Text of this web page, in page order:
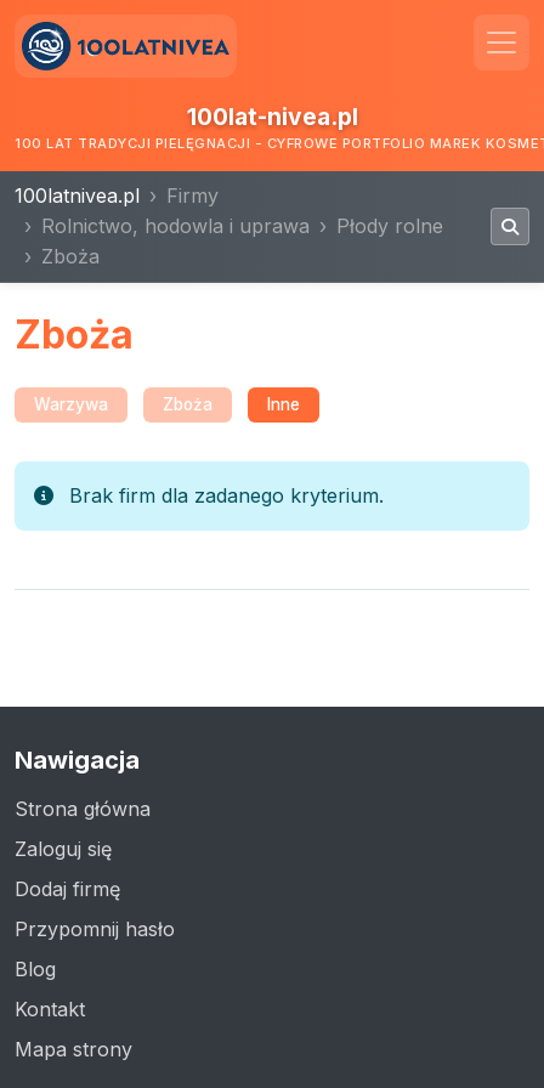
100lat-nivea.pl
100 LAT TRADYCJI PIELĘGNACJI - CYFROWE PORTFOLIO MAREK
100latnivea.pl
Firmy
Rolnictwo, hodowla i uprawa
Płody rolne
Zboża
Zboża
Warzywa Zboża Inne
Brak firm dla zadanego kryterium.
Nawigacja
Strona główna
Zaloguj się
Dodaj firmę
Przypomnij hasło
Blog
Kontakt
Mapa strony